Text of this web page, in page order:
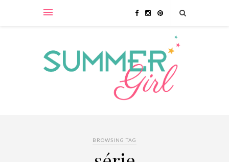
BROWSING TAG